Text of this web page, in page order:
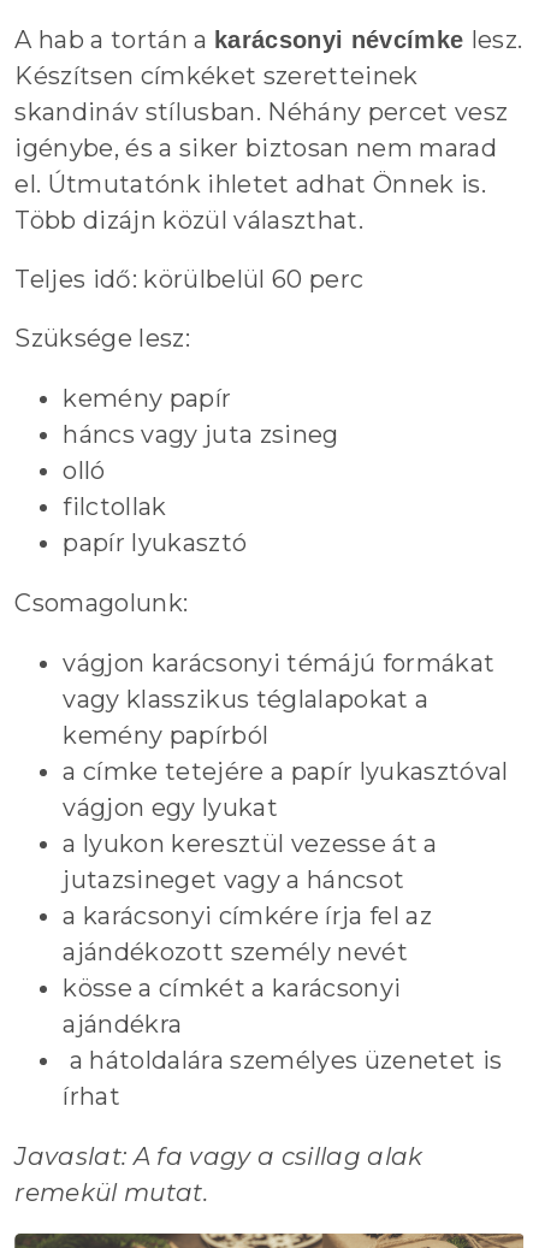
A hab a tortán a karácsonyi névcímke lesz.
Készítsen címkéket szeretteinek
skandináv stílusban. Néhány percet vesz
igénybe, és a siker biztosan nem marad
el. Útmutatónk ihletet adhat Önnek is.
Több dizájn közül választhat.
Teljes idő: körülbelül 60 perc
Szüksége lesz:
kemény papír
háncs vagy juta zsineg
olló
filctollak
papír lyukasztó
Csomagolunk:
vágjon karácsonyi témájú formákat
vagy klasszikus téglalapokat a
kemény papírból
a címke tetejére a papír lyukasztóval
vágjon egy lyukat
a lyukon keresztül vezesse át a
jutazsineget vagy a háncsot
a karácsonyi címkére írja fel az
ajándékozott személy nevét
kösse a címkét a karácsonyi
ajándékra
a hátoldalára személyes üzenetet is
írhat
Javaslat: A fa vagy a csillag alak
remekül mutat.